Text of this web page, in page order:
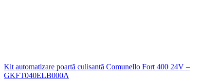
Kit automatizare poartă culisantă Comunello Fort 400 24V –
GKFT040ELB000A